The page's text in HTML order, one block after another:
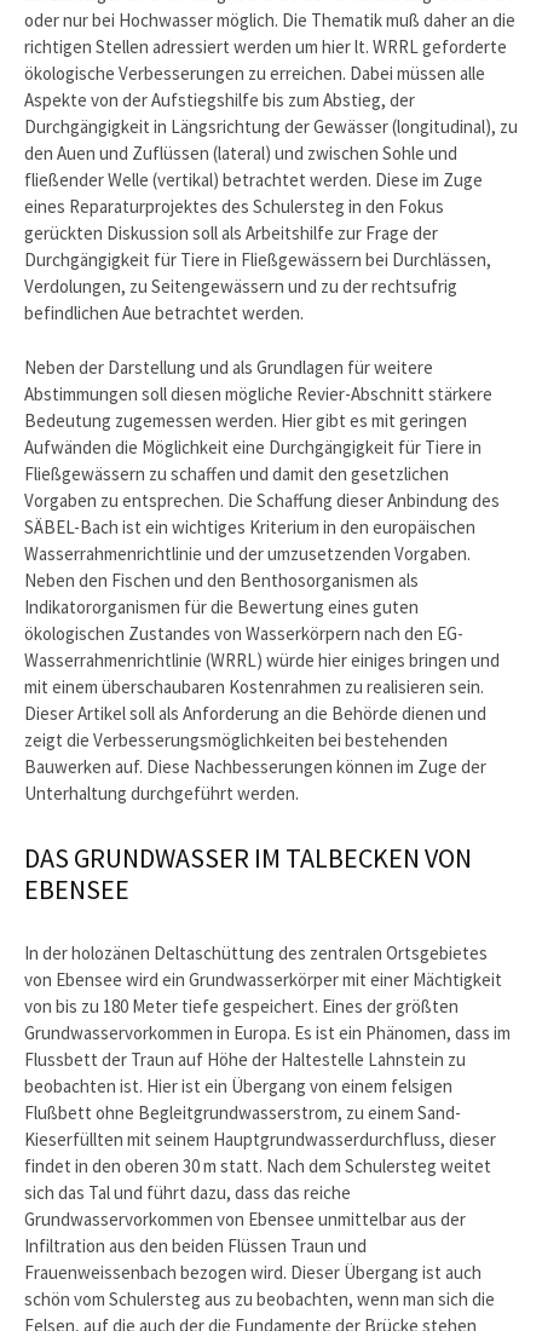
oder nur bei Hochwasser möglich. Die Thematik muß daher an die
richtigen Stellen adressiert werden um hier lt. WRRL geforderte
ökologische Verbesserungen zu erreichen. Dabei müssen alle
Aspekte von der Aufstiegshilfe bis zum Abstieg, der
Durchgängigkeit in Längsrichtung der Gewässer (longitudinal), zu
den Auen und Zuflüssen (lateral) und zwischen Sohle und
fließender Welle (vertikal) betrachtet werden. Diese im Zuge
eines Reparaturprojektes des Schulersteg in den Fokus
gerückten Diskussion soll als Arbeitshilfe zur Frage der
Durchgängigkeit für Tiere in Fließgewässern bei Durchlässen,
Verdolungen, zu Seitengewässern und zu der rechtsufrig
befindlichen Aue betrachtet werden.
Neben der Darstellung und als Grundlagen für weitere
Abstimmungen soll diesen mögliche Revier-Abschnitt stärkere
Bedeutung zugemessen werden. Hier gibt es mit geringen
Aufwänden die Möglichkeit eine Durchgängigkeit für Tiere in
Fließgewässern zu schaffen und damit den gesetzlichen
Vorgaben zu entsprechen. Die Schaffung dieser Anbindung des
SÄBEL-Bach ist ein wichtiges Kriterium in den europäischen
Wasserrahmenrichtlinie und der umzusetzenden Vorgaben.
Neben den Fischen und den Benthosorganismen als
Indikatororganismen für die Bewertung eines guten
ökologischen Zustandes von Wasserkörpern nach den EG-
Wasserrahmenrichtlinie (WRRL) würde hier einiges bringen und
mit einem überschaubaren Kostenrahmen zu realisieren sein.
Dieser Artikel soll als Anforderung an die Behörde dienen und
zeigt die Verbesserungsmöglichkeiten bei bestehenden
Bauwerken auf. Diese Nachbesserungen können im Zuge der
Unterhaltung durchgeführt werden.
DAS GRUNDWASSER IM TALBECKEN VON
EBENSEE
In der holozänen Deltaschüttung des zentralen Ortsgebietes
von Ebensee wird ein Grundwasserkörper mit einer Mächtigkeit
von bis zu 180 Meter tiefe gespeichert. Eines der größten
Grundwasservorkommen in Europa. Es ist ein Phänomen, dass im
Flussbett der Traun auf Höhe der Haltestelle Lahnstein zu
beobachten ist. Hier ist ein Übergang von einem felsigen
Flußbett ohne Begleitgrundwasserstrom, zu einem Sand-
Kieserfüllten mit seinem Hauptgrundwasserdurchfluss, dieser
findet in den oberen 30 m statt. Nach dem Schulersteg weitet
sich das Tal und führt dazu, dass das reiche
Grundwasservorkommen von Ebensee unmittelbar aus der
Infiltration aus den beiden Flüssen Traun und
Frauenweissenbach bezogen wird. Dieser Übergang ist auch
schön vom Schulersteg aus zu beobachten, wenn man sich die
Felsen, auf die auch der die Fundamente der Brücke stehen